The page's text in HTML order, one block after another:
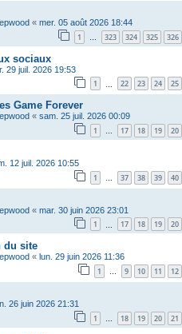
« mer. 05 août 2026 18:44
1 … 323 324 325 326
sociaux
29 juil. 2026 19:53
1 22 23 24 25
Game Forever
« sam. 25 juil. 2026 00:09
1 … 17 18 19 20
12 juil. 2026 10:55
1 … 37 38 39 40
« mar. 30 juin 2026 23:01
1 17 18 19 20
du site
« lun. 29 juin 2026 11:36
1 … 9 10 11 12
26 juin 2026 21:31
1 18 19 20 21